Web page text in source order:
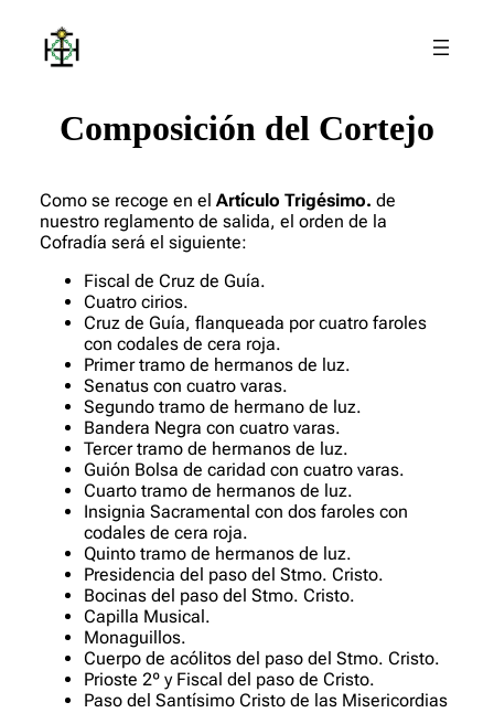
Composición del Cortejo
Como se recoge en el Artículo Trigésimo. de
nuestro reglamento de salida, el orden de la
Cofradía será el siguiente:
Fiscal de Cruz de Guía.
Cuatro cirios.
Cruz de Guía, flanqueada por cuatro faroles
con codales de cera roja.
Primer tramo de hermanos de luz.
Senatus con cuatro varas.
Segundo tramo de hermano de luz.
Bandera Negra con cuatro varas.
Tercer tramo de hermanos de luz.
Guión Bolsa de caridad con cuatro varas.
Cuarto tramo de hermanos de luz.
Insignia Sacramental con dos faroles con
codales de cera roja.
Quinto tramo de hermanos de luz.
Presidencia del paso del Stmo. Cristo.
Bocinas del paso del Stmo. Cristo.
Capilla Musical.
Monaguillos.
Cuerpo de acólitos del paso del Stmo. Cristo.
Prioste 2º y Fiscal del paso de Cristo.
Paso del Santísimo Cristo de las Misericordias